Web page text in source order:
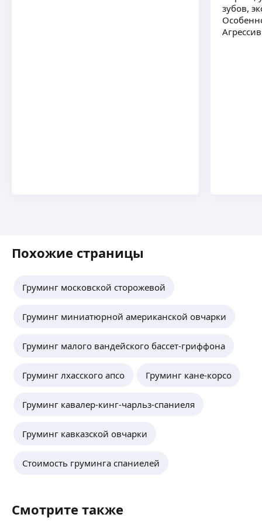
зубов,
Похожие страницы
Груминг московской сторожевой
Груминг миниатюрной американской овчарки
Груминг малого вандейского бассет-гриффона
Груминг лхасского апсо Груминг кане-корсо
Груминг кавалер-кинг-чарльз-спаниеля
Груминг кавказской овчарки
Стоимость груминга спаниелей
Смотрите также